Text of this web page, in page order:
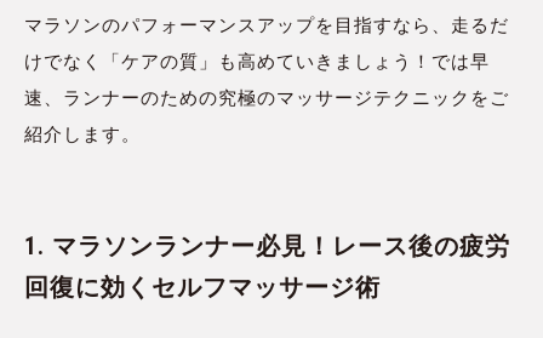
マラソンのパフォーマンスアップを目指すなら、走るだ
けでなく「ケアの質」も高めていきましょう！では早
速、ランナーのための究極のマッサージテクニックをご
紹介します。
1. マラソンランナー必見！レース後の疲労
回復に効くセルフマッサージ術